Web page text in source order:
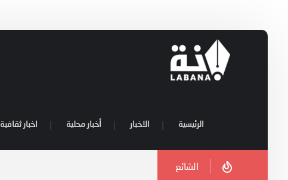
الرئيسية الاخبار أخبار محلية اخبار ثقافية
الشائع